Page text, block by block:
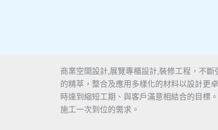
商業空間設計,展覽專櫃設計,裝修工程，不
的精萃，整合及應用多樣化的材料以設計更
時達到縮短工期、與客戶滿意相結合的目標
施工一次到位的需求。